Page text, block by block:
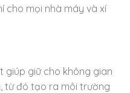
cho mọi nhà máy và xí
giúp giữ cho không gian
từ đó tạo ra môi trường